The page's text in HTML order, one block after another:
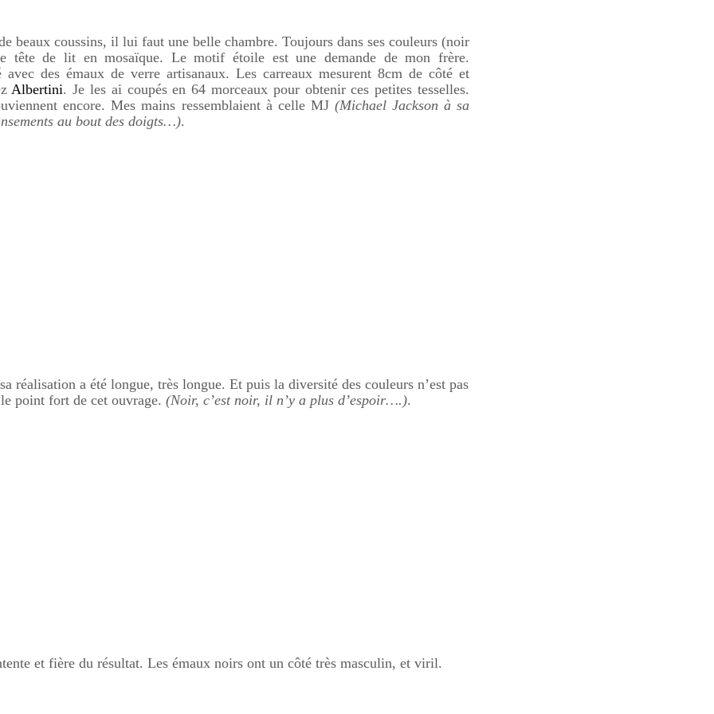
beaux coussins, il lui faut une belle chambre. Toujours dans ses couleurs (noir
tête de lit en mosaïque. Le motif étoile est une demande de mon frère.
avec des émaux de verre artisanaux. Les carreaux mesurent 8cm de côté et
Albertini. Je les ai coupés en 64 morceaux pour obtenir ces petitestesselles.
encore. Mes mains ressemblaient à celle MJ (MichaelJackson à sa
au bout des doigts…).
réalisation a été longue, très longue. Et puis la diversité des couleurs n’est pas
point fort de cet ouvrage. (Noir, c’est noir, il n’y a plus d’espoir….).
et fière du résultat. Les émaux noirs ont un côté très masculin, et viril.